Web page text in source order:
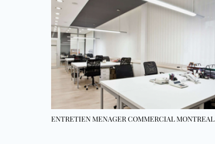
ENTRETIEN MENAGER COMMERCIAL MONTREAL